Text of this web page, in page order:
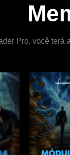
Pro, você